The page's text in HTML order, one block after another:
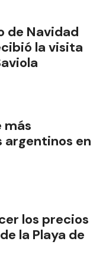
de Navidad
la visita
más
argentinos en
los precios
la Playa de